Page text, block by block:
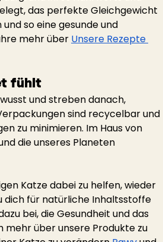
das perfekte Gleichgewicht
so eine gesunde und
mehr über Unsere Rezepte
fühlt
und streben danach,
sind recycelbar und
zu minimieren. Im Haus von
die unseres Planeten
Katze dabei zu helfen, wieder
dich für natürliche Inhaltsstoffe
bei, die Gesundheit und das
mehr über unsere Produkte zu